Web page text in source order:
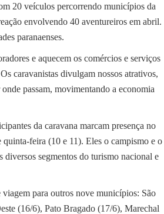
20 veículos percorrendo municípios da
envolvendo 40 aventureiros em abril.
paranaenses.
e aquecem os comércios e serviços
caravanistas divulgam nossos atrativos,
passam, movimentando a economia
da caravana marcam presença no
feira (10 e 11). Eles o campismo e o
segmentos do turismo nacional e
para outros nove municípios: São
(16/6), Pato Bragado (17/6), Marechal